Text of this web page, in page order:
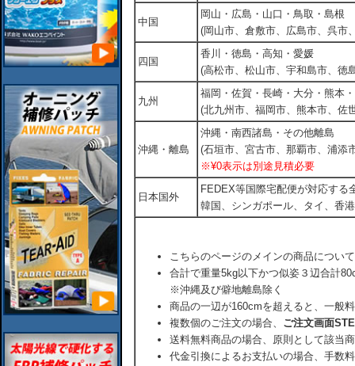
中国
岡山・広島・山口・鳥取・島根
(岡山市、倉敷市、広島市、呉市
四国
香川・徳島・高知・愛媛
(高松市、松山市、宇和島市、徳
九州
福岡・佐賀・長崎・大分・熊本
(北九州市、福岡市、熊本市、佐
沖縄・離島
沖縄・南西諸島・その他離島
(石垣市、宮古市、那覇市、浦添
※¥0表示は別途見積必要
日本国外
FEDEX等国際宅配便が対応す
韓国、シンガポール、タイ、香
こちらのページのメインの商品につい
合計で重量5kg以下かつ似姿３辺合計
※沖縄及び僻地離島除く
商品の一辺が160cmを超えると、一般
複数個のご注文の場合、 ご注文画面
送料無料商品の場合、原則として該当
代金引換によるお支払いの場合、手数